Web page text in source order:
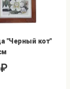
"Черный кот"
₽